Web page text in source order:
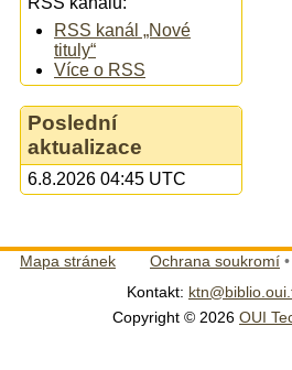
RSS kanál „Nové
tituly“
Více o RSS
Poslední
aktualizace
6.8.2026 04:45 UTC
Mapa stránek Ochrana soukromí •
Kontakt:
Copyright © 2026 OUI